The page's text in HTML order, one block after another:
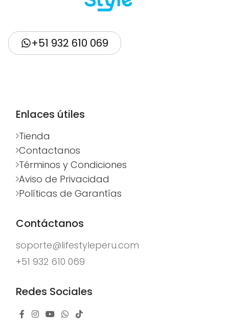
+51 932 610 069
Enlaces útiles
Tienda
Contactanos
Términos y Condiciones
Aviso de Privacidad
Políticas de Garantías
Contáctanos
soporte@lifestyleperu.com
+51 932 610 069
Redes Sociales